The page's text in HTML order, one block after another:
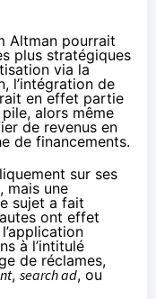
Altman pourrait
plus stratégiques
via la
l’intégration de
en effet partie
alors même
de revenus en
de financements.
sur ses
mais une
sujet a fait
ont effet
à l’intitulé
de réclames,
, search ad, ou